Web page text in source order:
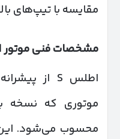
مقایسه با تیپ‌های
مشخصات فنی
محسوب می‌شود. این